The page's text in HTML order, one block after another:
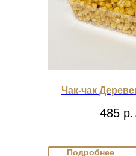
Чак-чак
485 р.
Подробнее